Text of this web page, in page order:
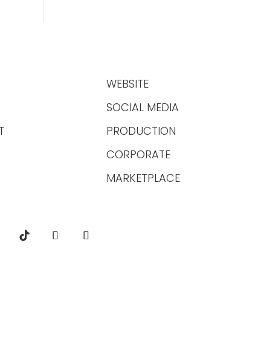
WEBSITE
SOCIAL MEDIA
PRODUCTION
CORPORATE
MARKETPLACE